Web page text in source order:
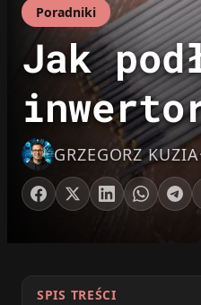
Poradniki
Jak
GRZEGORZ KUZIA
SPIS TREŚCI